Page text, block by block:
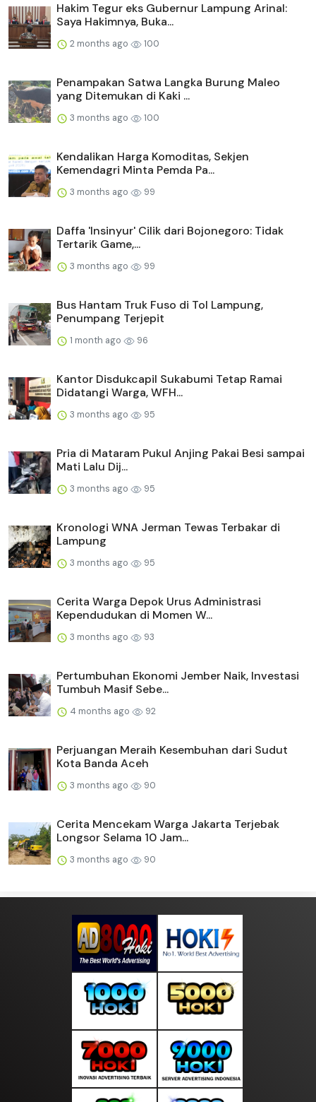
Hakim Tegur eks Gubernur Lampung Arinal:
Saya Hakimnya, Buka...
2 months ago 100
Penampakan Satwa Langka Burung Maleo
yang Ditemukan di Kaki ...
3 months ago 100
Kendalikan Harga Komoditas, Sekjen
Kemendagri Minta Pemda Pa...
3 months ago 99
Daffa 'Insinyur' Cilik dari Bojonegoro: Tidak
Tertarik Game,...
3 months ago 99
Bus Hantam Truk Fuso di Tol Lampung,
Penumpang Terjepit
1 month ago 96
Kantor Disdukcapil Sukabumi Tetap Ramai
Didatangi Warga, WFH...
3 months ago 95
Pria di Mataram Pukul Anjing Pakai Besi sampai
Mati Lalu Dij...
3 months ago 95
Kronologi WNA Jerman Tewas Terbakar di
Lampung
3 months ago 95
Cerita Warga Depok Urus Administrasi
Kependudukan di Momen W...
3 months ago 93
Pertumbuhan Ekonomi Jember Naik, Investasi
Tumbuh Masif Sebe...
4 months ago 92
Perjuangan Meraih Kesembuhan dari Sudut
Kota Banda Aceh
3 months ago 90
Cerita Mencekam Warga Jakarta Terjebak
Longsor Selama 10 Jam...
3 months ago 90